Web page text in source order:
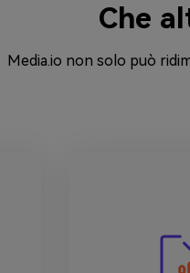
Che
Media.io non solo può